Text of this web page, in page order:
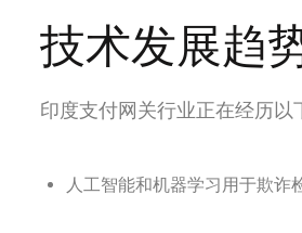
技术发展趋
印度支付网关行业正在经历以
人工智能和机器学习用于欺诈